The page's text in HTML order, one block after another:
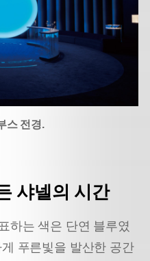
스 전경.
샤넬의 시간
하는 색은 단연 블루였
푸른빛을 발산한 공간